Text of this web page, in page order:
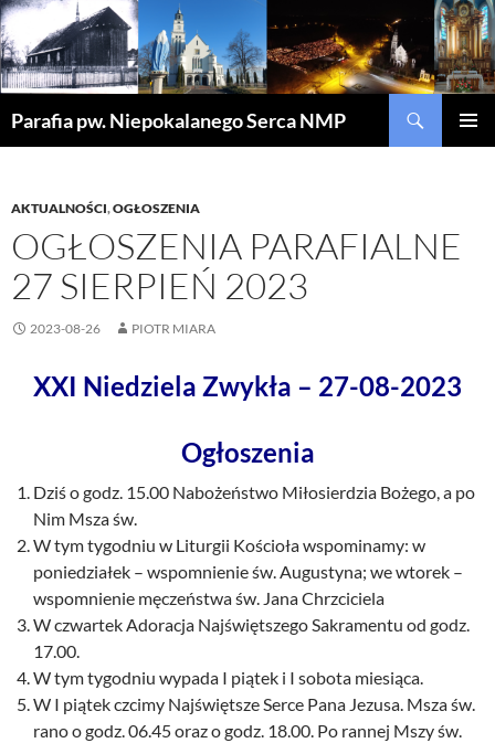
Parafia pw. Niepokalanego Serca NMP
AKTUALNOŚCI,OGŁOSZENIA
OGŁOSZENIA PARAFIALNE
27 SIERPIEŃ 2023
2023-08-26 PIOTR MIARA
XXI Niedziela Zwykła – 27-08-2023
Ogłoszenia
Dziś o godz. 15.00 Nabożeństwo Miłosierdzia Bożego, a po
Nim Msza św.
W tym tygodniu w Liturgii Kościoła wspominamy: w
poniedziałek – wspomnienie św. Augustyna; we wtorek –
wspomnienie męczeństwa św. Jana Chrzciciela
W czwartek Adoracja Najświętszego Sakramentu od godz.
17.00.
W tym tygodniu wypada I piątek i I sobota miesiąca.
W I piątek czcimy Najświętsze Serce Pana Jezusa. Msza św.
rano o godz. 06.45 oraz o godz. 18.00. Po rannej Mszy św.